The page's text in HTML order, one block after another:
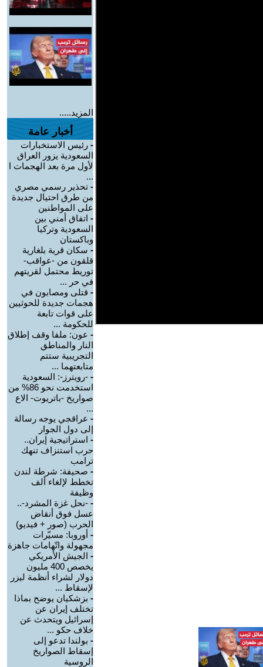
المزيد.....
أخبار عامة
- رئيس الاستخبارات
السعودية يزور العراق
لأول مرة بعد الهجمات ا
...
- تحذير رسمي مصري
من طرق احتيال جديدة
على المواطنين
- اتفاق أمني بين
السعودية وتركيا
وباكستان
- سكان قرية بلغارية
قلقون من -عواقب-
توريط محتمل لقريتهم
في حر ...
- قتلى ومصابون في
هجمات جديدة للحوثيين
على قوات تابعة
للحكومة ...
- عون: ملفا وقف إطلاق
النار والمناطق
التجريبية ستتم
متابعتهما ...
- -رويترز-: السعودية
استخدمت نحو 86% من
صواريخ -باتريوت- الاع
...
- عراقجي يوجه رسالة
إلى دول الجوار
- استراتيجية إيران..
حرب استنزاف تنهك
ترامب
- صحيفة: شرطة لندن
تخطط لإلغاء ألف
وظيفة
- -نحل غزة المشرد-..
عسل فوق أنقاض
الحرب (صور + فيديو)
- أوروبا: مسيّرات
مجهولة واتّهامات جاهزة
- الجيش الأمريكي
يخصص 400 مليون
دولار لشراء أنظمة ليزر
لإسقاط ...
- بزشكيان يوضح بماذا
تختلف إيران عن
إسرائيل ويتحدث عن
خلاف حكو ...
- بولندا تدعو إلى
إسقاط الصواريخ
الروسية